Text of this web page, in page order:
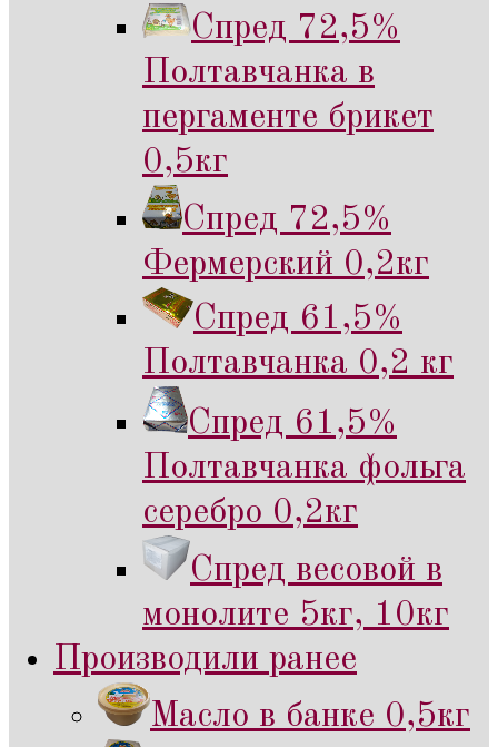
Спред 72,5%
Полтавчанка в
пергаменте брикет
0,5кг
Спред 72,5%
Фермерский 0,2кг
Спред 61,5%
Полтавчанка 0,2 кг
Спред 61,5%
Полтавчанка фольга
серебро 0,2кг
Спред весовой в
монолите 5кг, 10кг
Производили ранее
Масло в банке 0,5кг